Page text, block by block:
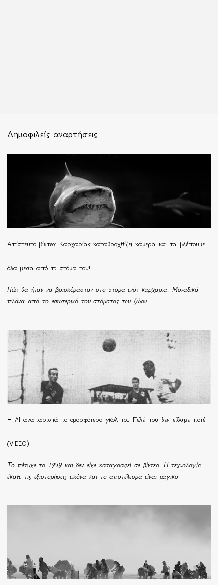
Δημοφιλείς αναρτήσεις
Απίστευτο βίντεο: Καρχαρίας καταβροχθίζει κάμερα και τα βλέπουμε
όλα μέσα από το στόμα του!
Πώς θα ήταν να βρισκόμασταν στο στόμα ενός καρχαρία; Μοναδικά
πλάνα από το εσωτερικό του στόματος του ζώου
Η ΑΙ αναπαριστά το ομορφότερο γκολ του Πελέ που δεν είδαμε ποτέ
(VIDEO)
Το πέτυχε το 1959 και δεν είχε καταγραφεί σε βίντεο. Η τεχνολογία
έκανε τις εξιστορήσεις εικόνα και το αποτέλεσμα είναι μαγικό